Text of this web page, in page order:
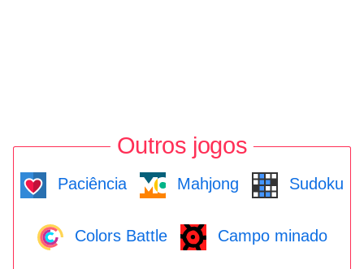
Outros jogos
Paciência Mahjong Sudoku
Colors Battle Campo minado